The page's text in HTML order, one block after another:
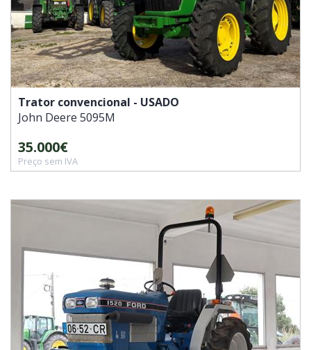
Trator convencional - USADO
John Deere 5095M
35.000€
Preço sem IVA